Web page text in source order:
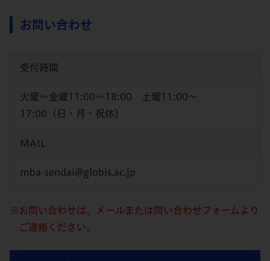
お問い合わせ
受付時間
火曜～金曜11:00～18:00 土曜11:00～
17:00（日・月・祝休）
MAIL
mba-sendai@globis.ac.jp
お問い合わせは、メールまたは問い合わせフォームより
ご連絡ください。